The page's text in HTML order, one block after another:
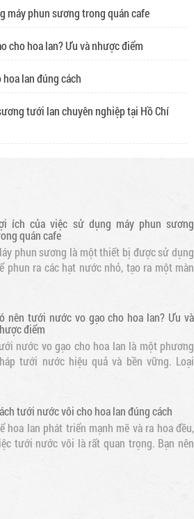
máy phun sương trong quán cafe
cho hoa lan? Ưu và nhược điểm
lan đúng cách
tưới lan chuyên nghiệp tại Hồ Chí
thống máy phun sương ống đồng lựa chọn
hàng chuyên thi công lắp đặt hệ thống
tỉnh lân cận. Lắp phun sương cao áp quán
cafe, nhà hàng, khu giải trí... Bảo hành 12
tháng. Liên hệ trực tiếp để có giá tốt..
lắp đặt máy phun sương cao áp làm
mát quán cafe, nhà hàng
phun sương là một thiết bị được sử dụng
phun ra các hạt nước nhỏ, tạo ra một màn
mỏng. Khi nước bay hơi, nhiệt độ xung
quanh sẽ giảm, tạo ra một không gian mát mẻ
nước vo gạo cho hoa lan là một phương
tưới nước hiệu quả và bền vững. Loại
này chứa nhiều dưỡng chất cần thiết cho
phát triển của hoa lan
hoa lan phát triển mạnh mẽ và ra hoa đều,
tưới nước vôi là rất quan trọng. Bạn nên
nước cho hoa lan mỗi ngày vào buổi sáng
sớm hoặc chiều muộn để tránh nắng gắt. Thời